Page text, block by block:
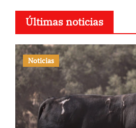
Últimas noticias
Noticias